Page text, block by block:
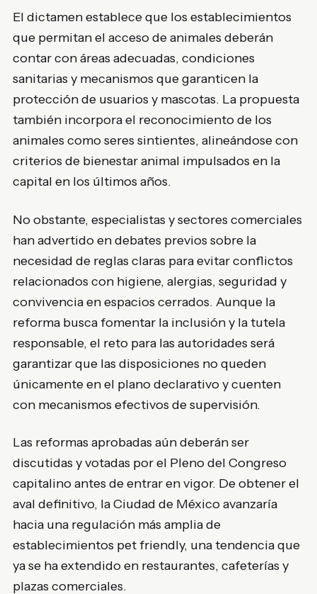
El dictamen establece que los establecimientos
que permitan el acceso de animales deberán
contar con áreas adecuadas, condiciones
sanitarias y mecanismos que garanticen la
protección de usuarios y mascotas. La propuesta
también incorpora el reconocimiento de los
animales como seres sintientes, alineándose con
criterios de bienestar animal impulsados en la
capital en los últimos años.
No obstante, especialistas y sectores comerciales
han advertido en debates previos sobre la
necesidad de reglas claras para evitar conflictos
relacionados con higiene, alergias, seguridad y
convivencia en espacios cerrados. Aunque la
reforma busca fomentar la inclusión y la tutela
responsable, el reto para las autoridades será
garantizar que las disposiciones no queden
únicamente en el plano declarativo y cuenten
con mecanismos efectivos de supervisión.
Las reformas aprobadas aún deberán ser
discutidas y votadas por el Pleno del Congreso
capitalino antes de entrar en vigor. De obtener el
aval definitivo, la Ciudad de México avanzaría
hacia una regulación más amplia de
establecimientos pet friendly, una tendencia que
ya se ha extendido en restaurantes, cafeterías y
plazas comerciales.